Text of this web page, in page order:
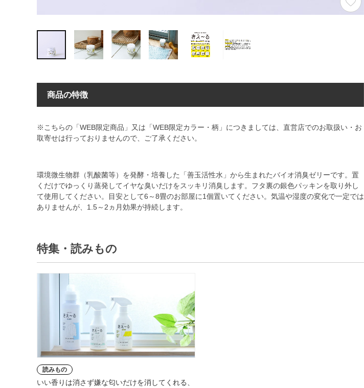
商品の特徴
※こちらの「WEB限定商品」又は「WEB限定カラー・柄」につきましては、直営店でのお取扱い・お
取寄せは行っておりませんので、ご了承ください。
環境微生物群（乳酸菌等）を発酵・培養した「善玉活性水」から生まれたバイオ消臭ゼリーです。置
くだけでゆっくり蒸発してイヤな臭いだけをスッキリ消臭します。フタ裏の銀色パッキンを取り外し
て使用してください。目安として6～8畳のお部屋に1個置いてください。気温や湿度の変化で一定では
ありませんが、1.5～2ヵ月効果が持続します。
特集・読みもの
読みもの
いい香りは消さず嫌な匂いだけを消してくれる、